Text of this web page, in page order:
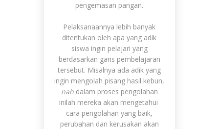
pengemasan pangan.
Pelaksanaannya lebih banyak
ditentukan oleh apa yang adik
siswa ingin pelajari yang
berdasarkan garis pembelajaran
tersebut. Misalnya ada adik yang
ingin mengolah pisang hasil kebun,
nah dalam proses pengolahan
inilah mereka akan mengetahui
cara pengolahan yang baik,
perubahan dan kerusakan akan